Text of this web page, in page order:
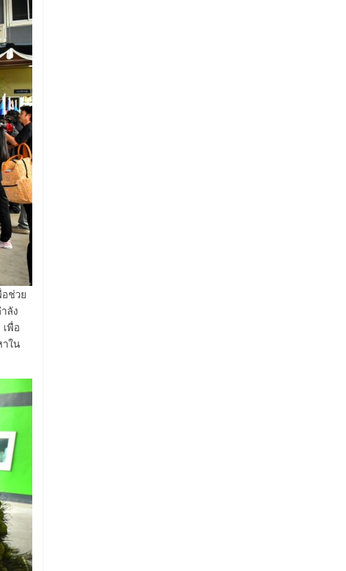
ช่วย
ลัง
พื่อ
ใน